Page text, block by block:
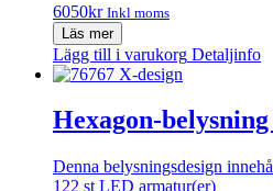
6050kr Inkl moms
Läs mer
Lägg till i varukorg Detaljinfo
Hexagon-
Denna belysningsdesign
122 st LED armatur(er)